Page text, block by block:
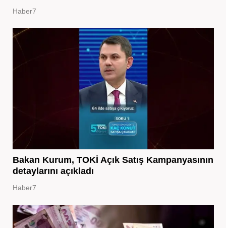
Haber7
Bakan Kurum, TOKİ Açık Satış Kampanyasının
detaylarını açıkladı
Haber7